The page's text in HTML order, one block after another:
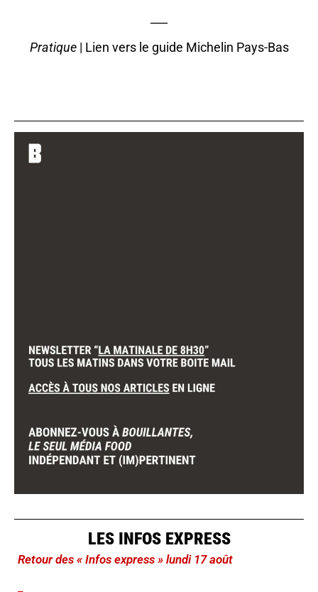
Pratique| Lien vers le guide Michelin Pays-Bas
LES INFOS EXPRESS
Retour des « Infos express » lundi 17 août